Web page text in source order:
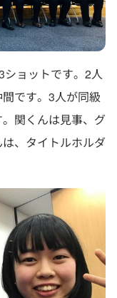
ョットです。2人
です。3人が同級
関くんは見事、グ
、タイトルホルダ